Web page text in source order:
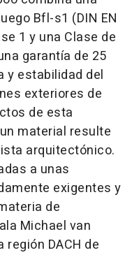
Bfl-s1 (DIN EN
1 y una Clase de
garantía de 25
y estabilidad del
exteriores de
de esta
material resulte
arquitectónico.
a unas
exigentes y
de
Michael van
región DACH de